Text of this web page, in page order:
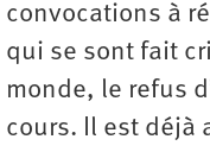
convocations à
qui se sont fait
monde, le refus
cours. Il est déjà